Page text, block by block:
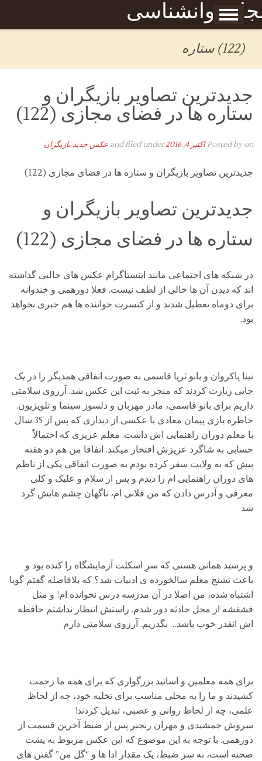
روانشناسی
Skip to content
برگه نمونه
(122) ستاره
جدیدترین تصاویر بازیگران و
ستاره ها در فضای مجازی (122)
Posted byon اکتبر 4, 2016 and filed under عکس جدید بازیگران
جدیدترین تصاویر بازیگران و ستاره ها در فضای مجازی (122)
جدیدترین تصاویر بازیگران و
ستاره ها در فضای مجازی (122)
در شبکه های اجتماعی مانند اینستاگرام عکس های جالبی گذاشته
اند که دیدن آن ها خالی از لطف نیست. فعلا دورهمی و خندوانه
برای دوماه تعطیل شدند و از کنسرت خواننده ها هم خبری نخواهد
بود.
تینا پاکروان و بانو ثریا قاسمی به صورت اتفاقی همدیگر را در یک
جایی زیارت کردند که منجر به ثبت این عکس شد. آرزوی سلامتی
داریم برای بانو قاسمی، مادر مهربان و دلسوز سینما و تلویزیون.
خاطره بازی پیمان معادی با عکسی از دیداری که پس از 35 سال
با معلم دوران راهنمایی اش داشت. معلم عزیزی که احتمالاً
حسابی به شاگرد عزیزش افتخار میکند. اتفاقا من هم دو هفته
پیش که به ولایت سفر کرده بودم به صورت اتفاقی یکی از ناظم
های دوران راهنمایی ام را دیدم و پس از سلام و علیک و کلی
معرفی و آدرس دادن که من فلانی ام، ناگهان چشم هایش گرد
شد
و پرسید همانی هستی که سرِ اسکلت آزمایشگاه را کنده بود و
باعث تشنج معلم سالخورده ی ادبیات شد؟ که بلافاصله گفتم گویا
اشتباه شده، من اصلا در آن مدرسه درس نخوانده ام! و مثل
فشفشه از محل حادثه دور شدم. راستش انتظار نداشتم حافظه
اش انقدر خوب باشد… بگذریم. آرزوی سلامتی دارم
برای همه معلمین و اساتید بزرگواری که برای همه ما زحمت
کشیدند و ما را به محلی مناسب برای تخلیه خود، چه از لحاظ
علمی، چه از لحاظ روانی و عصبی، تبدیل کردند!
سروش جمشیدی و مهران رنجبر پس از ضبط آخرین قسمت از
دورهمی. با توجه به این موضوع که این عکس مربوط به پشت
صحنه است، نه سر ضبط، یک مقدار ادا ها و “گل من” گفتن های